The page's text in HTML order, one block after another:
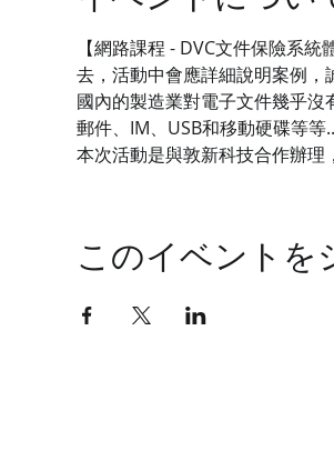
【網路課程 - DVC文件保險系
去，活動中會應詳細說明案例
國內的製造業對電子文件幾乎
郵件、IM、USB和移動硬碟等
本次活動是與敦新科技合作辦
このイベントを